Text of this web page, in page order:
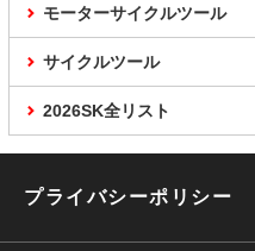
モーターサイクルツール
サイクルツール
2026SK全リスト
プライバシーポリシー